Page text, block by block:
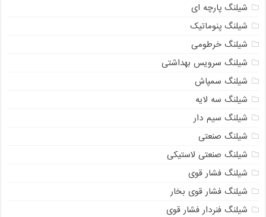
شیلنگ پارچه ای
شیلنگ پنوماتیک
شیلنگ خرطومی
شیلنگ سرویس بهداشتی
شیلنگ سمپاش
شیلنگ سه لایه
شیلنگ سیم دار
شیلنگ صنعتی
شیلنگ صنعتی لاستیکی
شیلنگ فشار قوی
شیلنگ فشار قوی بخار
شیلنگ فنردار فشار قوی